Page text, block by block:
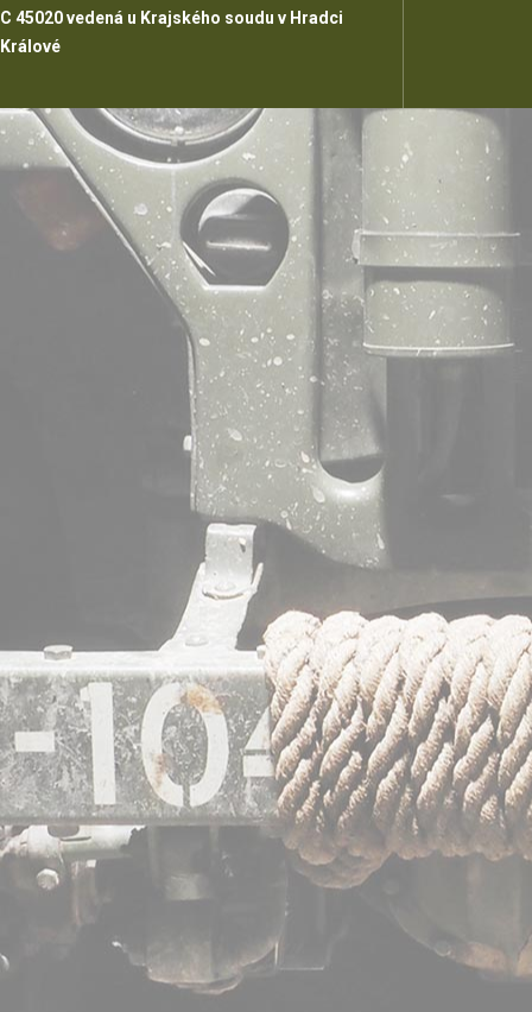
C 45020 vedená u Krajského soudu v Hradci
Králové